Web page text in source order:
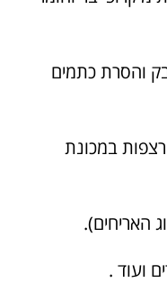
והסרת כתמים
במכונת
האריחים).
ועוד .